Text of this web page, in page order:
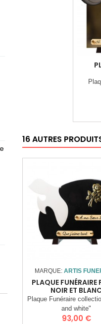
16 AUTRES
MARQUE: ARTIS
PLAQUE FUNÉRAIRE
NOIR ET
Plaque Funéraire
and white"
Prix
93,00 €